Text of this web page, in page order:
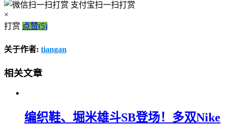
支付宝扫一扫打赏
×
打赏 点赞(5)
关于作者: tiangan
相关文章
编织鞋、堀米雄斗SB登场！多双Nike